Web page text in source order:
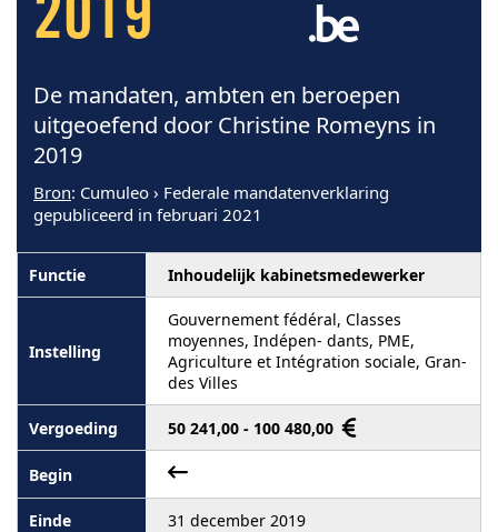
2019
De mandaten, ambten en beroepen
uitgeoefend door Christine Romeyns in
2019
Bron: Cumuleo › Federale mandatenverklaring
gepubliceerd in februari 2021
Inhoudelijk kabinetsmedewerker
Gouvernement fédéral, Classes
moyennes, Indépen- dants, PME,
Agriculture et Intégration sociale, Gran-
des Villes
50 241,00 - 100 480,00
31 december 2019